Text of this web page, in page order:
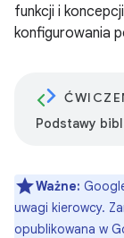
funkcji i
konfigurowania
Podstawy
Ważne:
uwagi kierowcy.
opublikowana w